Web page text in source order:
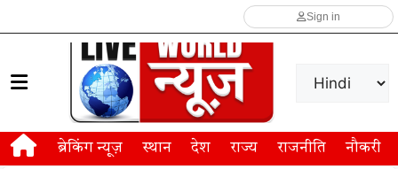
Sign in
ब्रेकिंग न्यूज़ स्थान देश राज्य राजनीति नौकरी